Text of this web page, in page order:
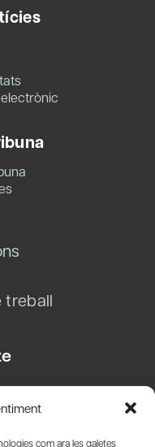
com ara les galetes
treball